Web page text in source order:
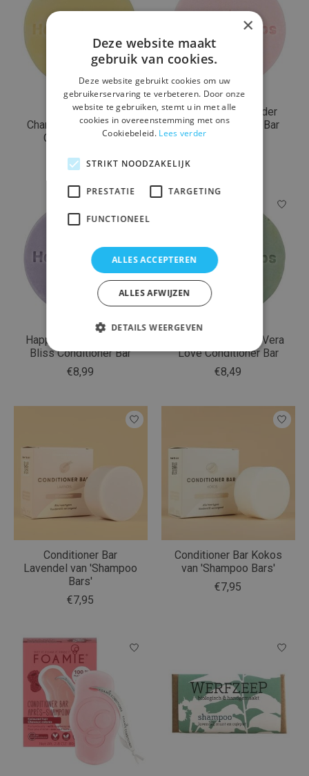
HappySoaps
Chamomile Relaxation
Conditioner Bar
€8,49
HappySoaps Tender
Rose Conditioner Bar
HappySoaps Lavender
Bliss Conditioner Bar
€8,99
HappySoaps Aloë Vera
Love Conditioner Bar
€8,49
Conditioner Bar
Lavendel van 'Shampoo
Bars'
€7,95
Conditioner Bar Kokos
van 'Shampoo Bars'
€7,95
×
Deze website maakt
gebruik van cookies.
Deze website gebruikt cookies om uw
gebruikerservaring te verbeteren. Door onze
website te gebruiken, stemt u in met alle
cookies in overeenstemming met ons
Cookiebeleid. Lees verder
STRIKT NOODZAKELIJK
PRESTATIE TARGETING
FUNCTIONEEL
ALLES ACCEPTEREN
ALLES AFWIJZEN
DETAILS WEERGEVEN